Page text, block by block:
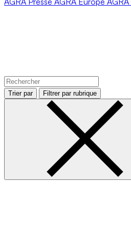
Trier par Filtrer par rubrique